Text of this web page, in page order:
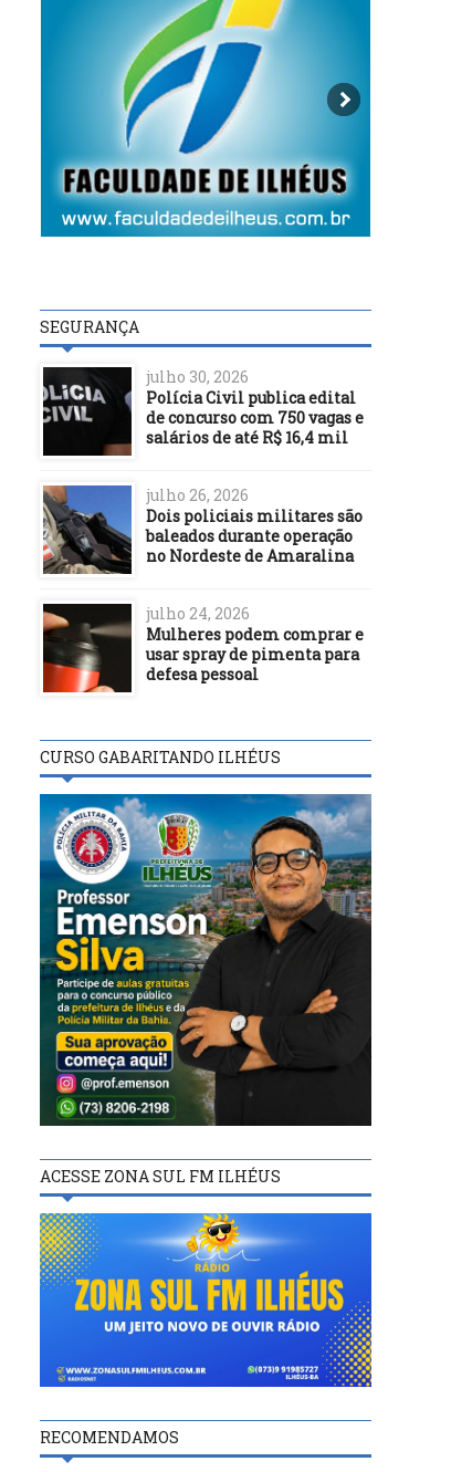
POLÍTICA
13/11/21
Diante de quarta onda de
população se vacine logo
21/12/18
preenchidas
SEGURANÇA
julho 30, 2026
Polícia Civil publica edital
de concurso com 750 vagas e
salários de até R$ 16,4 mil
julho 26, 2026
Dois policiais militares são
baleados durante operação
no Nordeste de Amaralina
julho 24, 2026
Mulheres podem comprar e
usar spray de pimenta para
defesa pessoal
CURSO GABARITANDO ILHÉUS
ACESSE ZONA SUL FM ILHÉUS
RECOMENDAMOS